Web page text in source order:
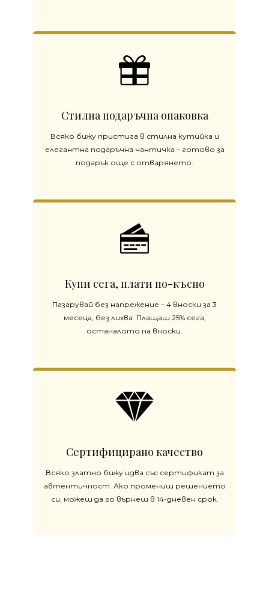
Стилна подаръчна опаковка
Всяко бижу пристига в стилна кутийка и
елегантна подаръчна чантичка – готово за
подарък още с отварянето.
Купи сега, плати по-късно
Пазарувай без напрежение – 4 вноски за 3
месеца, без лихва. Плащаш 25% сега,
останалото на вноски.
Сертифицирано качество
Всяко златно бижу идва със сертификат за
автентичност. Ако промениш решението
си, можеш да го върнеш в 14-дневен срок.